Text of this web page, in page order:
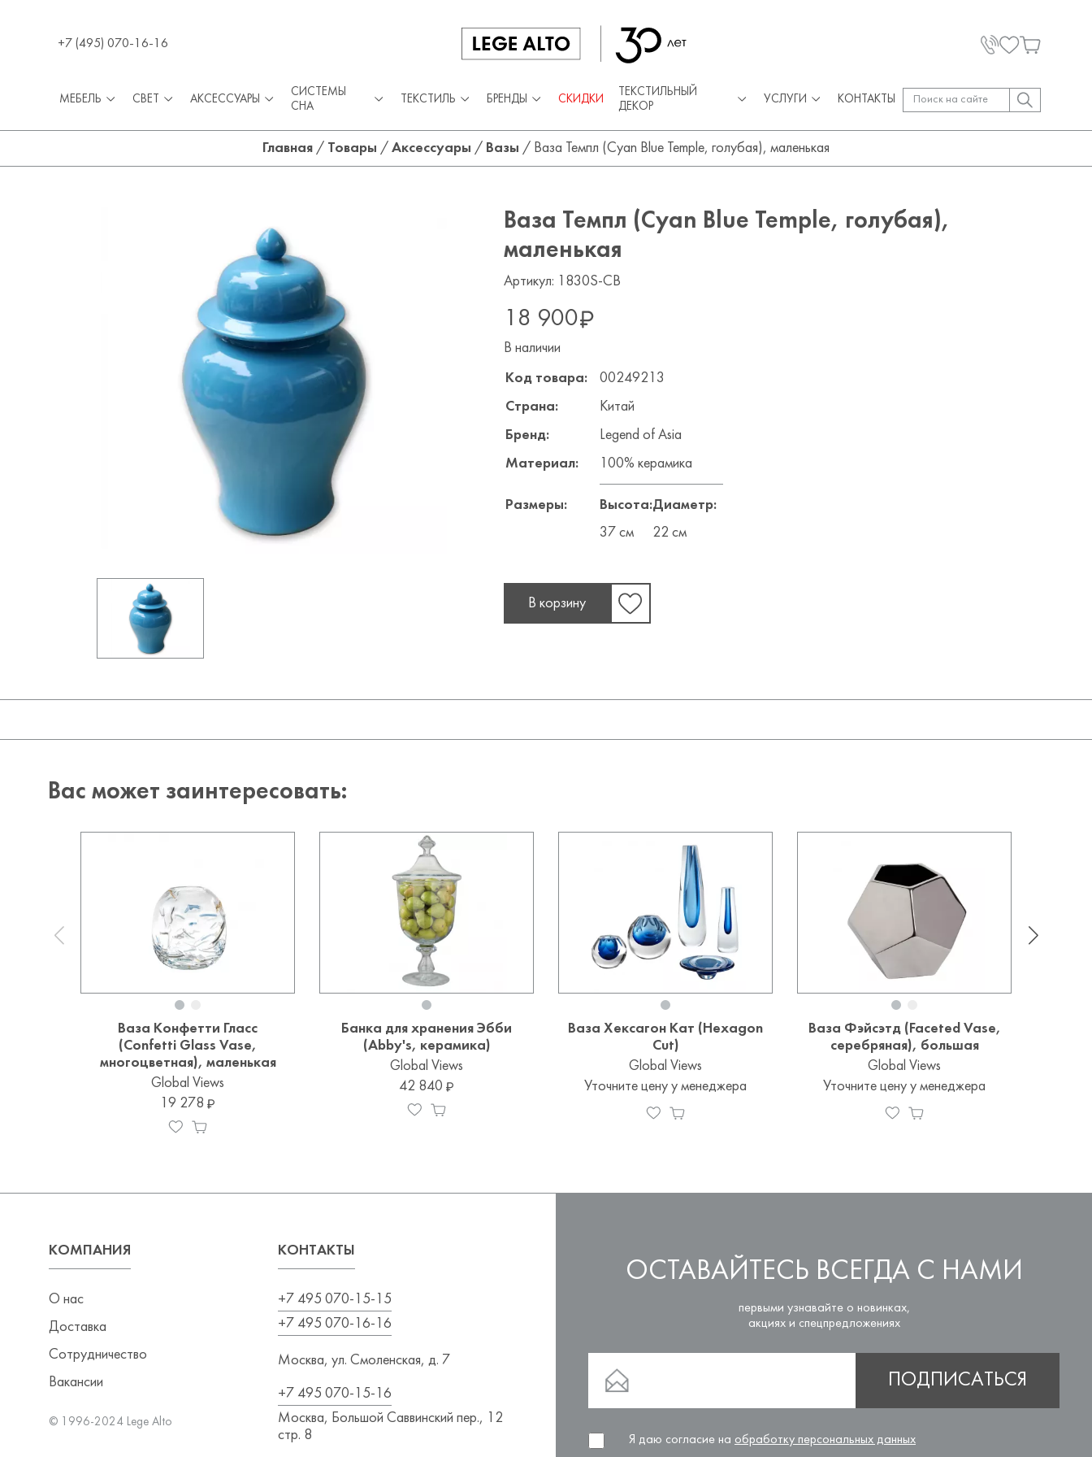
+7 (495) 070-16-16
МЕБЕЛЬ СВЕТ АКСЕССУАРЫ
СИСТЕМЫ
СНА
ТЕКСТИЛЬ БРЕНДЫ СКИДКИ
ТЕКСТИЛЬНЫЙ
ДЕКОР
УСЛУГИ КОНТАКТЫ
Главная / Товары / Аксессуары / Вазы / Ваза Темпл (Cyan Blue Temple, голубая), маленькая
Ваза Темпл (Cyan Blue Temple, голубая),
маленькая
Артикул: 1830S-CB
18 900
В наличии
Код товара: 00249213
Страна: Китай
Бренд: Legend of Asia
Материал: 100% керамика
Размеры:
Высота:
37 см
Диаметр:
22 см
В корзину
Вас может заинтересовать:
Ваза Конфетти Гласс
(Confetti Glass Vase,
многоцветная), маленькая
Global Views
19 278
Банка для хранения Эбби
(Abby's, керамика)
Global Views
42 840
Ваза Хексагон Кат (Hexagon
Cut)
Global Views
Уточните цену у менеджера
Ваза Фэйсэтд (Faceted Vase,
серебряная), большая
Global Views
Уточните цену у менеджера
КОМПАНИЯ
О нас
Доставка
Сотрудничество
Вакансии
© 1996-2024 Lege Alto
КОНТАКТЫ
+7 495 070-15-15
+7 495 070-16-16
Москва, ул. Смоленская, д. 7
+7 495 070-15-16
Москва, Большой Саввинский пер., 12
стр. 8
ОСТАВАЙТЕСЬ ВСЕГДА С НАМИ
первыми узнавайте о новинках,
акциях и спецпредложениях
ПОДПИСАТЬСЯ
Я даю согласие на обработку персональных данных